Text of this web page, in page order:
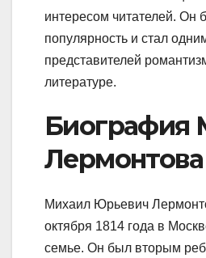
интересом читателей. Он
популярность и стал
представителей
литературе.
Биография
Лермонтова
Михаил Юрьевич
октября 1814 года в
семье. Он был вторым